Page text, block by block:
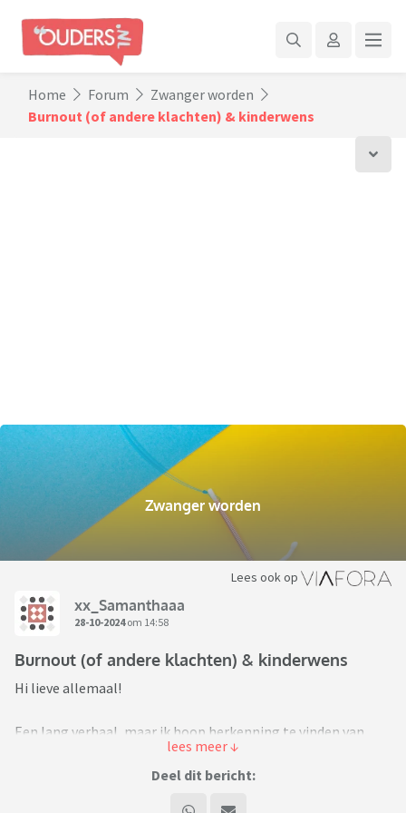
Home Forum
Zwanger worden
Burnout (of andere klachten) & kinderwens
Zwanger worden
Lees ook op
xx_Samanthaaa
28-10-2024om 14:58
Burnout (of andere klachten) & kinderwens
Hi lieve allemaal!
Een lang verhaal, maar ik hoop herkenning te vinden van
mensen met langdurige klachten zoals burnout, long covid,
Deel dit bericht: